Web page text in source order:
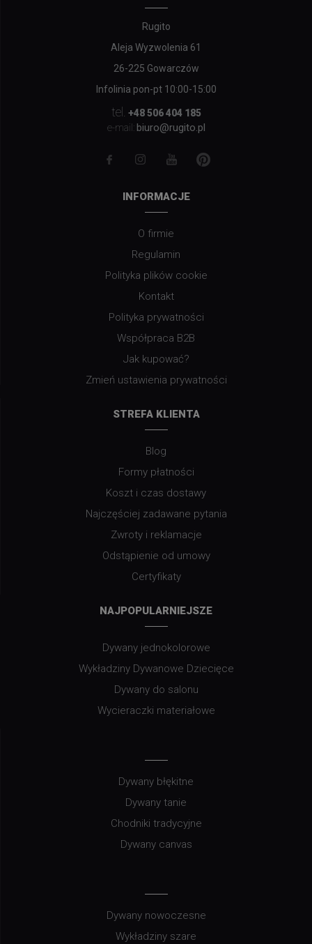
Rugito
Aleja Wyzwolenia 61
26-225 Gowarczów
Infolinia pon-pt 10:00-15:00
tel. +48 506 404 185
e-mail: biuro@rugito.pl
INFORMACJE
O firmie
Regulamin
Polityka plików cookie
Kontakt
Polityka prywatności
Współpraca B2B
Jak kupować?
Zmień ustawienia prywatności
STREFA KLIENTA
Blog
Formy płatności
Koszt i czas dostawy
Najczęściej zadawane pytania
Zwroty i reklamacje
Odstąpienie od umowy
Certyfikaty
NAJPOPULARNIEJSZE
Dywany jednokolorowe
Wykładziny Dywanowe Dziecięce
Dywany do salonu
Wycieraczki materiałowe
Dywany błękitne
Dywany tanie
Chodniki tradycyjne
Dywany canvas
Dywany nowoczesne
Wykładziny szare